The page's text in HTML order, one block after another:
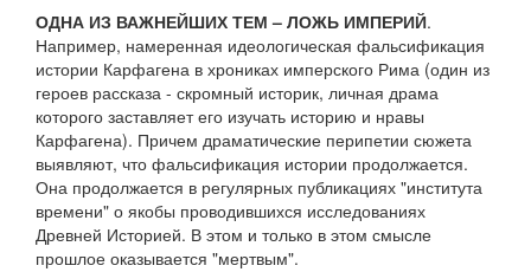
ОДНА ИЗ ВАЖНЕЙШИХ ТЕМ – ЛОЖЬ ИМПЕРИЙ.
Например, намеренная идеологическая фальсификация
истории Карфагена в хрониках имперского Рима (один из
героев рассказа - скромный историк, личная драма
которого заставляет его изучать историю и нравы
Карфагена). Причем драматические перипетии сюжета
выявляют, что фальсификация истории продолжается.
Она продолжается в регулярных публикациях "института
времени" о якобы проводившихся исследованиях
Древней Историей. В этом и только в этом смысле
прошлое оказывается "мертвым".